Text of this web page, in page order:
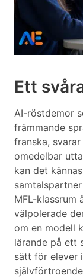
Ett
AI-röstdemor
främmande
franska,
omedelbar
kan det
MFL-klassrum
välpolerade
om en modell
lärande på ett
sätt för elever